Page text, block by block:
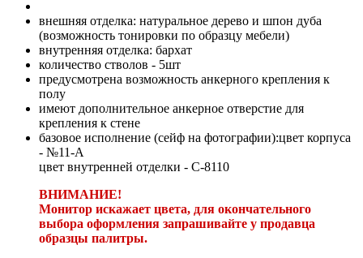
внешняя отделка: натуральное дерево и шпон дуба
(возможность тонировки по образцу мебели)
внутренняя отделка: бархат
количество стволов - 5шт
предусмотрена возможность анкерного крепления к
полу
имеют дополнительное анкерное отверстие для
крепления к стене
базовое исполнение (сейф на фотографии):цвет корпуса
- №11-А
цвет внутренней отделки - С-8110
ВНИМАНИЕ!
Монитор искажает цвета, для окончательного
выбора оформления запрашивайте у продавца
образцы палитры.